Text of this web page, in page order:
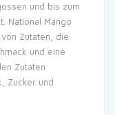
und bis zum
National Mango
Zutaten, die
und eine
Zutaten
Zucker und